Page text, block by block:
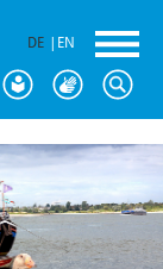
DE EN